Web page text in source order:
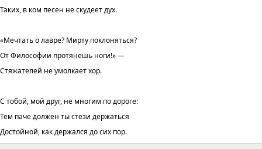
Таких, в ком песен не скудеет дух.
«Мечтать о лавре? Мирту поклоняться?
От Философии протянешь ноги!» —
Стяжателей не умолкает хор.
С тобой, мой друг, не многим по дороге:
Тем паче должен ты стези держаться
Достойной, как держался до сих пор.